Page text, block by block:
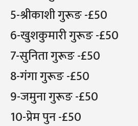
5-श्रीकाशी गुरूङ -£50
6-खुशकुमारी गुरूङ -£50
7-सुनिता गुरूङ -£50
8-गंगा गुरूङ -£50
9-जमुना गुरूङ -£50
10-प्रेम पुन -£50